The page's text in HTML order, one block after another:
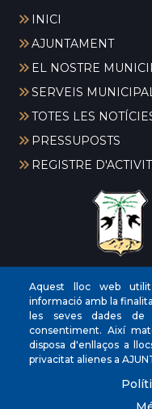
INICI
AJUNTAMENT
EL NOSTRE
SERVEIS
TOTES LES
PRESSUPOSTS
REGISTRE
CIF
‎P0704300C
Direccions
Plaça de
Telèfon (+34) 971
Fax
(+34) 971 168265
Aquest lloc web
informació amb la
les seves dades de
consentiment. Així
disposa d'enllaços a
privacitat alienes a